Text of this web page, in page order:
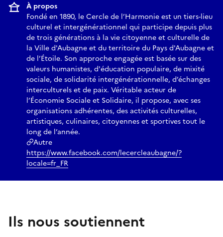
À propos
Fondé en 1890, le Cercle de l’Harmonie est un tiers-lieu
culturel et intergénérationnel qui participe depuis plus
de trois générations à la vie citoyenne et culturelle de
la Ville d'Aubagne et du territoire du Pays d'Aubagne et
de l’Étoile. Son approche engagée est basée sur des
valeurs humanistes, d'éducation populaire, de mixité
sociale, de solidarité intergénérationnelle, d’échanges
interculturels et de paix. Véritable acteur de
l’Économie Sociale et Solidaire, il propose, avec ses
organisations adhérentes, des activités culturelles,
artistiques, culinaires, citoyennes et sportives tout le
long de l’année.
Autre
https://www.facebook.com/lecercleaubagne/?
locale=fr_FR
Ils nous soutiennent